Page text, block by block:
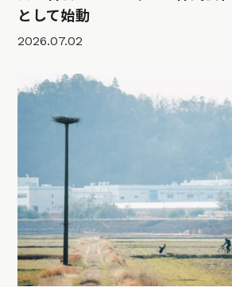
として始動
2026.07.02